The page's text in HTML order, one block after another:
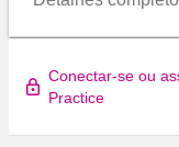
Conectar-se ou
Practice